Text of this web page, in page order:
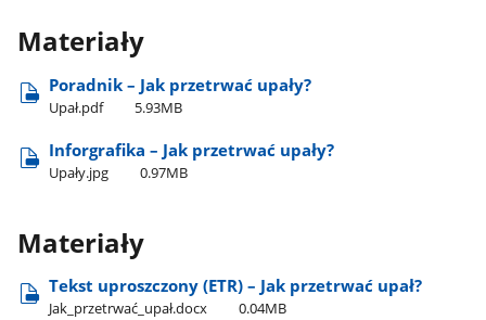
Materiały
Poradnik – Jak przetrwać upały?
Upał.pdf 5.93MB
Inforgrafika – Jak przetrwać upały?
Upały.jpg 0.97MB
Materiały
Tekst uproszczony (ETR) – Jak przetrwać upał?
Jak​_przetrwać​_upał.docx 0.04MB